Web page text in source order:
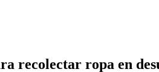
recolectar ropa en